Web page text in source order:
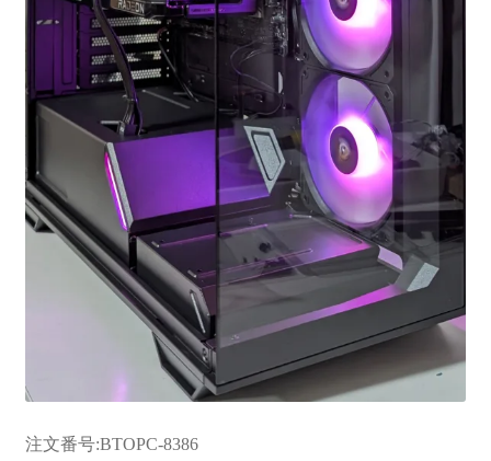
注文番号:BTOPC-8386